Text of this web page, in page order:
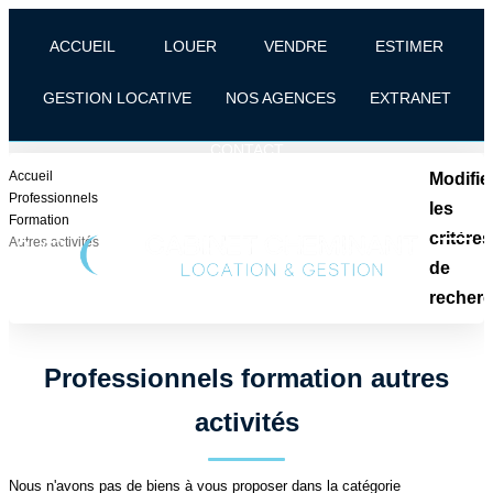
ACCUEIL LOUER VENDRE ESTIMER
GESTION LOCATIVE NOS AGENCES EXTRANET
ESTIMER
GESTION LOCATIVE
Accueil
Professionnels
Formation
Autres activités
les
critères
de
Type de bien
Professionnels formation autres
activités
Nous n'avons pas de biens à vous proposer dans la catégorie